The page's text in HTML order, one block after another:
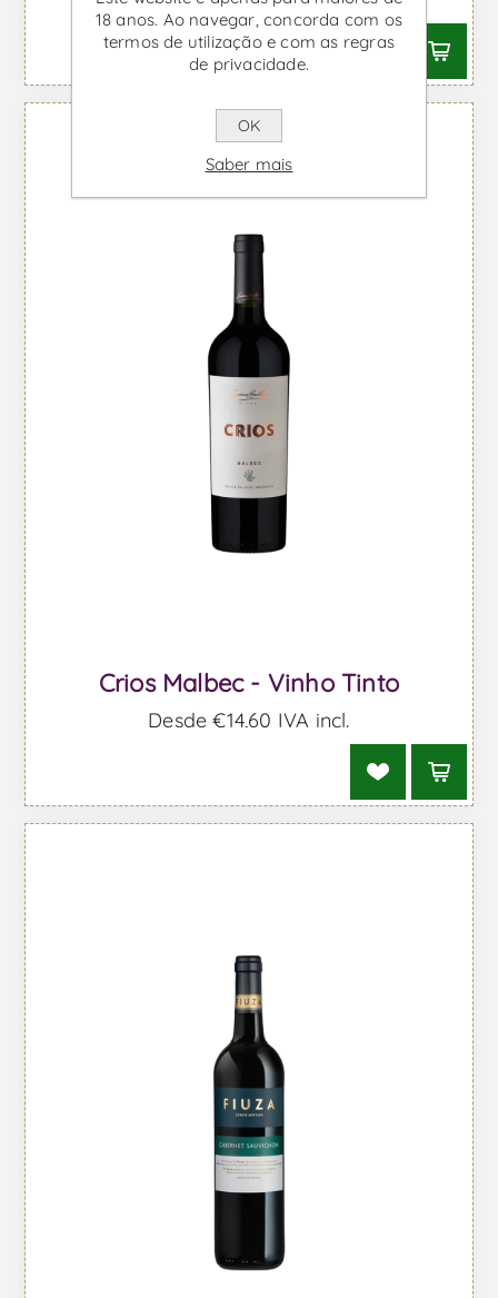
Crios Malbec - Vinho Tinto
Desde €14,60 IVA incl.
18 anos. Ao navegar, concorda com os
termos de utilização e com as regras
de privacidade.
OK
Saber mais